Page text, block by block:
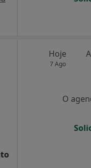
Hoje
7 Ago
O